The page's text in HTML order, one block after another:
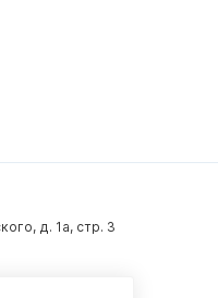
д. 1а, стр. 3